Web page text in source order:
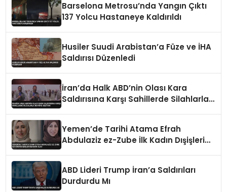
Barselona Metrosu’nda Yangın Çıktı
137 Yolcu Hastaneye Kaldırıldı
Husiler Suudi Arabistan’a Füze ve İHA
Saldırısı Düzenledi
İran’da Halk ABD’nin Olası Kara
Saldırısına Karşı Sahillerde Silahlarla
Yemen’de Tarihi Atama Efrah
Abdulaziz ez-Zube İlk Kadın Dışişleri
ABD Lideri Trump İran’a Saldırıları
Durdurdu Mı